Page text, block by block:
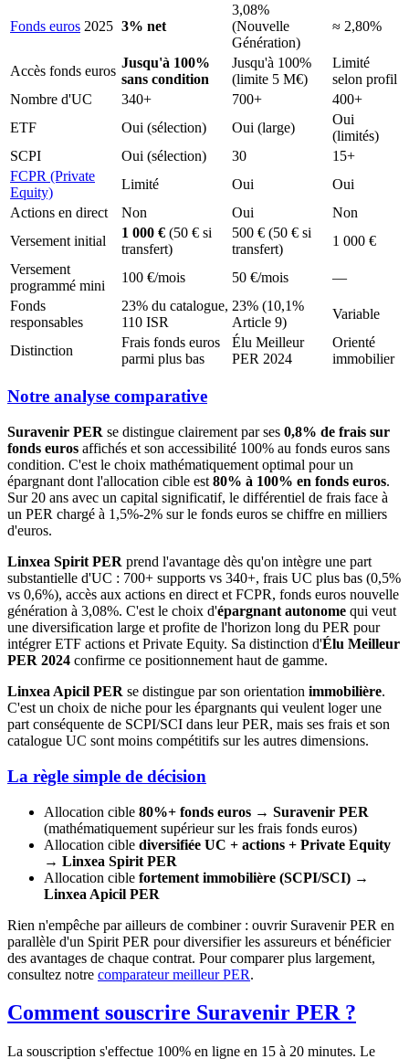
Fonds euros 2025 3% net
3,08%
(Nouvelle
Génération)
≈ 2,80%
Accès fonds euros
Jusqu'à 100%
sans condition
Jusqu'à 100%
(limite 5 M€)
Limité
selon profil
Nombre d'UC
340+ 700+
400+
ETF
Oui (sélection) Oui (large)
Oui
(limités)
SCPI
Oui (sélection) 30
15+
FCPR (Private
Equity)
Limité Oui
Oui
Actions en direct
Non Oui
Non
Versement initial
1 000 € (50 € si
transfert)
500 € (50 € si
transfert)
1 000 €
Versement
programmé mini
100 €/mois 50 €/mois
—
Fonds
responsables
23% du catalogue,
110 ISR
23% (10,1%
Article 9)
Variable
Distinction
Frais fonds euros
parmi plus bas
Élu Meilleur
PER 2024
Orienté
immobilier
Notre analyse comparative
Suravenir PER se distingue clairement par ses 0,8% de frais sur
fonds euros affichés et son accessibilité 100% au fonds euros sans
condition. C'est le choix mathématiquement optimal pour un
épargnant dont l'allocation cible est 80% à 100% en fonds euros.
Sur 20 ans avec un capital significatif, le différentiel de frais face à
un PER chargé à 1,5%-2% sur le fonds euros se chiffre en milliers
d'euros.
Linxea Spirit PER prend l'avantage dès qu'on intègre une part
substantielle d'UC : 700+ supports vs 340+, frais UC plus bas (0,5%
vs 0,6%), accès aux actions en direct et FCPR, fonds euros nouvelle
génération à 3,08%. C'est le choix d'épargnant autonome qui veut
une diversification large et profite de l'horizon long du PER pour
intégrer ETF actions et Private Equity. Sa distinction d'Élu Meilleur
PER 2024 confirme ce positionnement haut de gamme.
Linxea Apicil PER se distingue par son orientation immobilière.
C'est un choix de niche pour les épargnants qui veulent loger une
part conséquente de SCPI/SCI dans leur PER, mais ses frais et son
catalogue UC sont moins compétitifs sur les autres dimensions.
La règle simple de décision
Allocation cible 80%+ fonds euros → Suravenir PER
(mathématiquement supérieur sur les frais fonds euros)
Allocation cible diversifiée UC + actions + Private Equity
→ Linxea Spirit PER
Allocation cible fortement immobilière (SCPI/SCI) →
Linxea Apicil PER
Rien n'empêche par ailleurs de combiner : ouvrir Suravenir PER en
parallèle d'un Spirit PER pour diversifier les assureurs et bénéficier
des avantages de chaque contrat. Pour comparer plus largement,
consultez notre comparateur meilleur PER.
Comment souscrire Suravenir PER ?
La souscription s'effectue 100% en ligne en 15 à 20 minutes. Le